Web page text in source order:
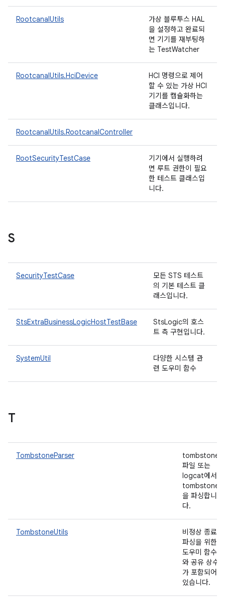
RootcanalUtils
가상 블루투스 HAL
을 설정하고 완료되
면 기기를 재부팅하
는 TestWatcher
RootcanalUtils.HciDevice
HCI 명령으로 제어
할 수 있는 가상 HCI
기기를 캡슐화하는
클래스입니다.
RootcanalUtils.RootcanalController
RootSecurityTestCase
기기에서 실행하려
면 루트 권한이 필요
한 테스트 클래스입
니다.
S
SecurityTestCase
모든 STS 테스트
의 기본 테스트 클
래스입니다.
StsExtraBusinessLogicHostTestBase
StsLogic의 호스
트 측 구현입니다.
SystemUtil
다양한 시스템 관
련 도우미 함수
T
TombstoneParser
tombstone
파일 또는
logcat에서
tombstone
을 파싱합니
다.
TombstoneUtils
비정상 종료
파싱을 위한
도우미 함수
와 공유 상수
가 포함되어
있습니다.